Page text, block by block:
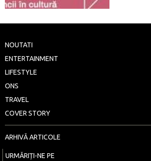
NOUTATI
ENTERTAINMENT
LIFESTYLE
ONS
TRAVEL
COVER STORY
ARHIVĂ ARTICOLE
URMĂRIȚI-NE PE